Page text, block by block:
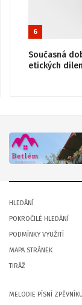
6
Současná
etických
HLEDÁNÍ
POKROČILÉ HLEDÁNÍ
PODMÍNKY VYUŽITÍ
MAPA STRÁNEK
TIRÁŽ
MELODIE PÍSNÍ ZPĚVNÍKU